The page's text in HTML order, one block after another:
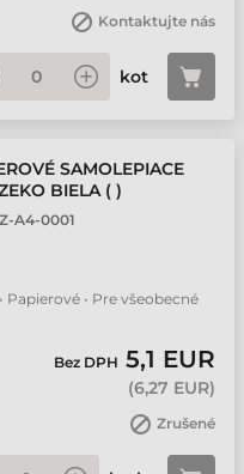
Kontaktujte nás
kot
SAMOLEPIACE
BIELA ( )
A4-0001
Papierové • Pre všeobecné
Bez DPH 5,1 EUR
(6,27 EUR)
Zrušené